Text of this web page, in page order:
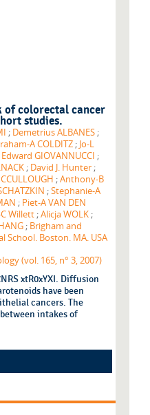
of colorectal cancer
studies.
; Demetrius ALBANES ;
A COLDITZ ; Jo-L
Edward GIOVANNUCCI ;
; David J. Hunter ;
;Anthony-B
;Stephanie-A
; Piet-A VAN DEN
Willett ;Alicja WOLK ;
; Brigham and
School. Boston. MA. USA
(vol. 165, n° 3, 2007)
xtR0xYXI. Diffusion
have been
cancers. The
intakes of